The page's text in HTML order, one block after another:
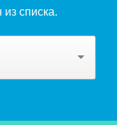
списка.